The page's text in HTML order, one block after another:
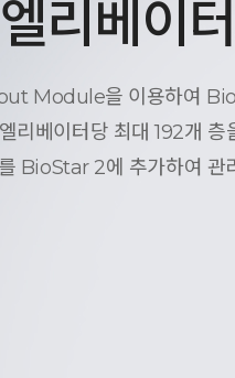
리베이
Module을 이용하여
리베이터당 최대 192개 층
BioStar 2에 추가하여 관